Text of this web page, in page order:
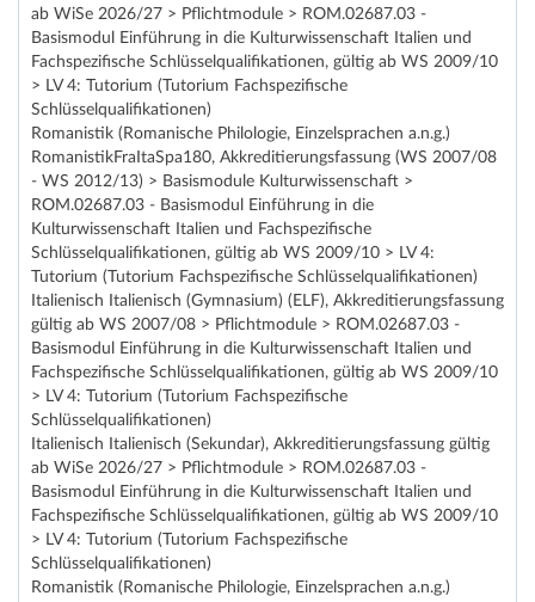
ab WiSe 2026/27 > Pflichtmodule > ROM.02687.03 -
Basismodul Einführung in die Kulturwissenschaft Italien und
Fachspezifische Schlüsselqualifikationen, gültig ab WS 2009/10
> LV 4: Tutorium (Tutorium Fachspezifische
Schlüsselqualifikationen)
Romanistik (Romanische Philologie, Einzelsprachen a.n.g.)
RomanistikFraItaSpa180, Akkreditierungsfassung (WS 2007/08
- WS 2012/13) > Basismodule Kulturwissenschaft >
ROM.02687.03 - Basismodul Einführung in die
Kulturwissenschaft Italien und Fachspezifische
Schlüsselqualifikationen, gültig ab WS 2009/10 > LV 4:
Tutorium (Tutorium Fachspezifische Schlüsselqualifikationen)
Italienisch Italienisch (Gymnasium) (ELF), Akkreditierungsfassung
gültig ab WS 2007/08 > Pflichtmodule > ROM.02687.03 -
Basismodul Einführung in die Kulturwissenschaft Italien und
Fachspezifische Schlüsselqualifikationen, gültig ab WS 2009/10
> LV 4: Tutorium (Tutorium Fachspezifische
Schlüsselqualifikationen)
Italienisch Italienisch (Sekundar), Akkreditierungsfassung gültig
ab WiSe 2026/27 > Pflichtmodule > ROM.02687.03 -
Basismodul Einführung in die Kulturwissenschaft Italien und
Fachspezifische Schlüsselqualifikationen, gültig ab WS 2009/10
> LV 4: Tutorium (Tutorium Fachspezifische
Schlüsselqualifikationen)
Romanistik (Romanische Philologie, Einzelsprachen a.n.g.)